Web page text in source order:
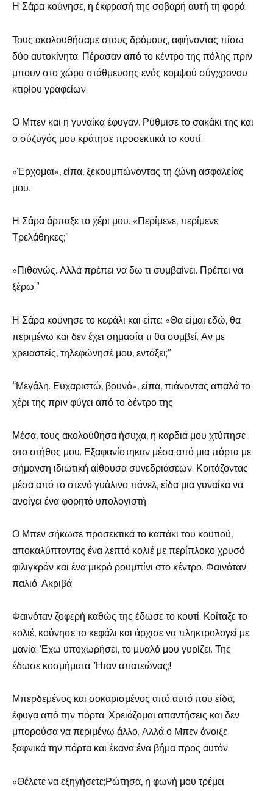
Η Σάρα κούνησε, η έκφρασή της σοβαρή αυτή τη φορά.
Τους ακολουθήσαμε στους δρόμους, αφήνοντας πίσω
δύο αυτοκίνητα. Πέρασαν από το κέντρο της πόλης πριν
μπουν στο χώρο στάθμευσης ενός κομψού σύγχρονου
κτιρίου γραφείων.
Ο Μπεν και η γυναίκα έφυγαν. Ρύθμισε το σακάκι της και
ο σύζυγός μου κράτησε προσεκτικά το κουτί.
«Έρχομαι», είπα, ξεκουμπώνοντας τη ζώνη ασφαλείας
μου.
Η Σάρα άρπαξε το χέρι μου. «Περίμενε, περίμενε.
Τρελάθηκες;”
«Πιθανώς. Αλλά πρέπει να δω τι συμβαίνει. Πρέπει να
ξέρω.”
Η Σάρα κούνησε το κεφάλι και είπε: «Θα είμαι εδώ, θα
περιμένω και δεν έχει σημασία τι θα συμβεί. Αν με
χρειαστείς, τηλεφώνησέ μου, εντάξει;”
“Μεγάλη. Ευχαριστώ, βουνό», είπα, πιάνοντας απαλά το
χέρι της πριν φύγει από το δέντρο της.
Μέσα, τους ακολούθησα ήσυχα, η καρδιά μου χτύπησε
στο στήθος μου. Εξαφανίστηκαν μέσα από μια πόρτα με
σήμανση ιδιωτική αίθουσα συνεδριάσεων. Κοιτάζοντας
μέσα από το στενό γυάλινο πάνελ, είδα μια γυναίκα να
ανοίγει ένα φορητό υπολογιστή.
Ο Μπεν σήκωσε προσεκτικά το καπάκι του κουτιού,
αποκαλύπτοντας ένα λεπτό κολιέ με περίπλοκο χρυσό
φιλιγκράν και ένα μικρό ρουμπίνι στο κέντρο. Φαινόταν
παλιό. Ακριβά.
Φαινόταν ζοφερή καθώς της έδωσε το κουτί. Κοίταξε το
κολιέ, κούνησε το κεφάλι και άρχισε να πληκτρολογεί με
μανία. Έχω υποχωρήσει, το μυαλό μου γυρίζει. Της
έδωσε κοσμήματα; Ήταν απατεώνας;!
Μπερδεμένος και σοκαρισμένος από αυτό που είδα,
έφυγα από την πόρτα. Χρειάζομαι απαντήσεις και δεν
μπορούσα να περιμένω άλλο. Αλλά ο Μπεν άνοιξε
ξαφνικά την πόρτα και έκανα ένα βήμα προς αυτόν.
«Θέλετε να εξηγήσετε;Ρώτησα, η φωνή μου τρέμει.